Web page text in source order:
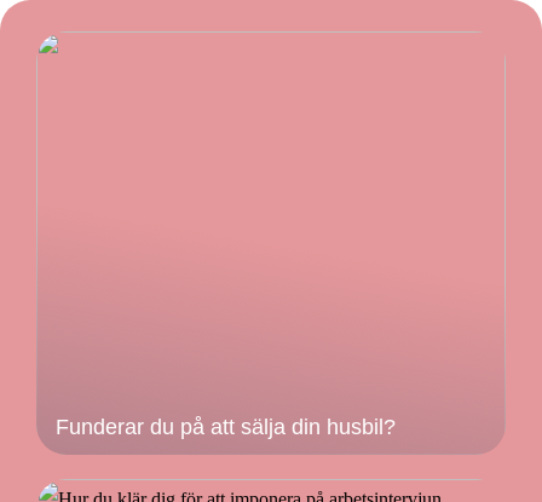
Funderar du på att sälja din husbil?